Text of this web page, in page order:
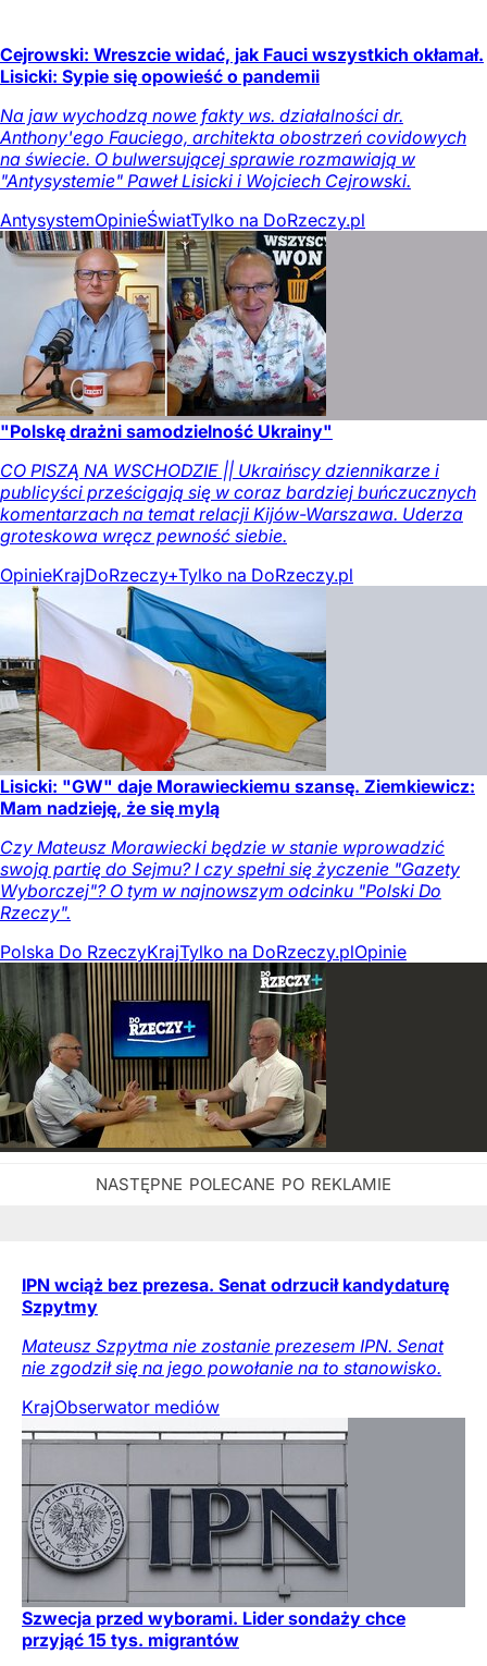
Cejrowski: Wreszcie widać, jak Fauci wszystkich okłamał.
Lisicki: Sypie się opowieść o pandemii
Na jaw wychodzą nowe fakty ws. działalności dr.
Anthony'ego Fauciego, architekta obostrzeń covidowych
na świecie. O bulwersującej sprawie rozmawiają w
"Antysystemie" Paweł Lisicki i Wojciech Cejrowski.
AntysystemOpinieŚwiatTylko na DoRzeczy.pl
"Polskę drażni samodzielność Ukrainy"
CO PISZĄ NA WSCHODZIE || Ukraińscy dziennikarze i
publicyści prześcigają się w coraz bardziej buńczucznych
komentarzach na temat relacji Kijów-Warszawa. Uderza
groteskowa wręcz pewność siebie.
OpinieKrajDoRzeczy+Tylko na DoRzeczy.pl
Lisicki: "GW" daje Morawieckiemu szansę. Ziemkiewicz:
Mam nadzieję, że się mylą
Czy Mateusz Morawiecki będzie w stanie wprowadzić
swoją partię do Sejmu? I czy spełni się życzenie "Gazety
Wyborczej"? O tym w najnowszym odcinku "Polski Do
Rzeczy".
Polska Do RzeczyKrajTylko na DoRzeczy.plOpinie
IPN wciąż bez prezesa. Senat odrzucił kandydaturę
Szpytmy
Mateusz Szpytma nie zostanie prezesem IPN. Senat
nie zgodził się na jego powołanie na to stanowisko.
KrajObserwator mediów
Szwecja przed wyborami. Lider sondaży chce
przyjąć 15 tys. migrantów